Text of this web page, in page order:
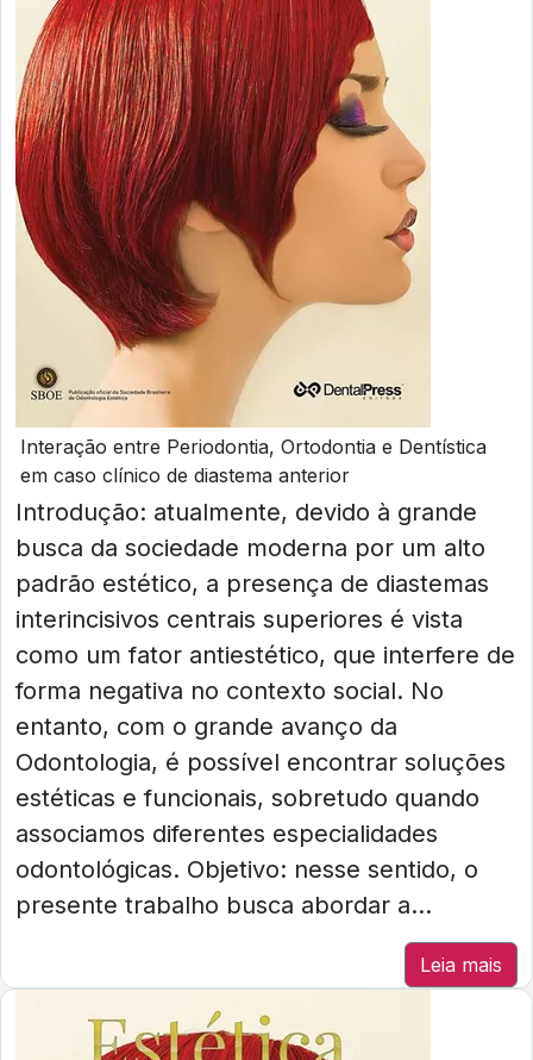
Interação entre Periodontia, Ortodontia e Dentística
em caso clínico de diastema anterior
Introdução: atualmente, devido à grande
busca da sociedade moderna por um alto
padrão estético, a presença de diastemas
interincisivos centrais superiores é vista
como um fator antiestético, que interfere de
forma negativa no contexto social. No
entanto, com o grande avanço da
Odontologia, é possível encontrar soluções
estéticas e funcionais, sobretudo quando
associamos diferentes especialidades
odontológicas. Objetivo: nesse sentido, o
presente trabalho busca abordar a...
Leia mais